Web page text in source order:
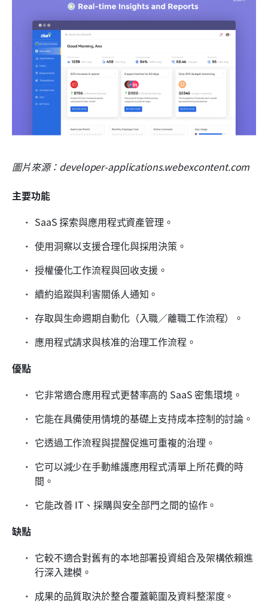
圖片來源：developer-applications.webexcontent.com
主要功能
SaaS 探索與應用程式資產管理。
使用洞察以支援合理化與採用決策。
授權優化工作流程與回收支援。
續約追蹤與利害關係人通知。
存取與生命週期自動化（入職／離職工作流程）。
應用程式請求與核准的治理工作流程。
優點
它非常適合應用程式更替率高的 SaaS 密集環境。
它能在具備使用情境的基礎上支持成本控制的討論。
它透過工作流程與提醒促進可重複的治理。
它可以減少在手動維護應用程式清單上所花費的時
間。
它能改善 IT、採購與安全部門之間的協作。
缺點
它較不適合對舊有的本地部署投資組合及架構依賴進
行深入建模。
成果的品質取決於整合覆蓋範圍及資料整潔度。